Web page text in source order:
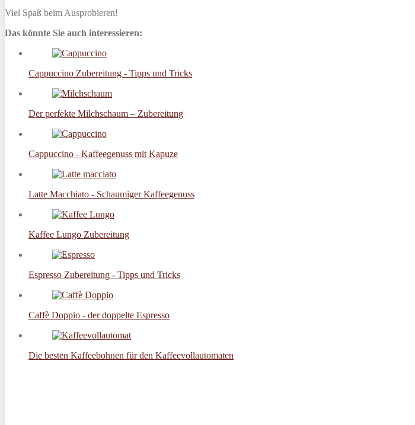
Viel Spaß beim Ausprobieren!
Das könnte Sie auch interessieren:
Cappuccino Zubereitung - Tipps und Tricks
Der perfekte Milchschaum – Zubereitung
Cappuccino - Kaffeegenuss mit Kapuze
Latte Macchiato - Schaumiger Kaffeegenuss
Kaffee Lungo Zubereitung
Espresso Zubereitung - Tipps und Tricks
Caffè Doppio - der doppelte Espresso
Die besten Kaffeebohnen für den Kaffeevollautomaten